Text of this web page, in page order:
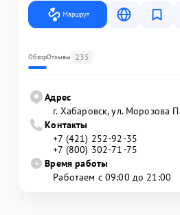
Маршрут
ОбзорОтзывы 235
Адрес
г. Хабаровск, ул. Морозова
Контакты
+7 (421) 252-92-35
+7 (800) 302-71-75
Время работы
Работаем с 09:00 до 21:00